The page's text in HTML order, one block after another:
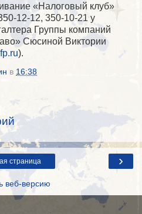
«Налоговый клуб»
12-12, 350-10-21 у
Группы компаний
Сюсиной Виктории
.ru).
в 16:38
›
страница
веб-версию